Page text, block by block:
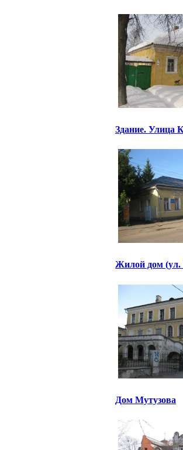
Здание. Улица
Жилой дом (ул.
Дом Мутузова